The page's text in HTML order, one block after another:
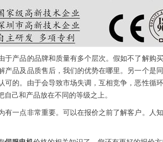
产品的品牌和质量有多个层次。假如不了解购
产品及品质售后，我们的优势在哪里。另一个是
可的。由于会导致市场失调，互相竞争，恶性循
己和产品放在不同的等级之上。
一点非常重要。可以在报价之前了解客户。人